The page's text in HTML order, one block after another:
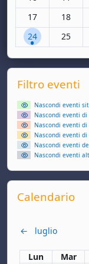
Nessun evento,
17 18
1 evento,
24 25
Salta Filtro eventi
Filtro eventi
Nascondi eventi
Nascondi eventi
Nascondi eventi di
Nascondi eventi di
Nascondi eventi
Nascondi eventi
Salta Calendario
Calendario
← luglio
Lunedi
Lun Martedì
Mar